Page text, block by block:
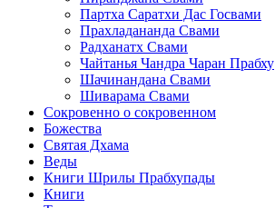
Партха Саратхи Дас Госвами
Прахладананда Свами
Радханатх Свами
Чайтанья Чандра Чаран Прабху
Шачинандана Свами
Шиварама Свами
Сокровенно о сокровенном
Божества
Святая Дхама
Веды
Книги Шрилы Прабхупады
Книги